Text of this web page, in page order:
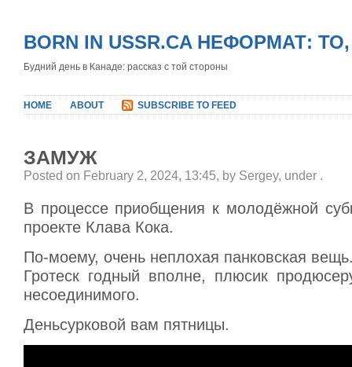
BORN IN USSR.CA НЕФОРМАТ:
Будний день в Канаде: рассказ с той стороны
HOME ABOUT SUBSCRIBE TO FEED
ЗАМУЖ
Posted on February 2, 2024, 13:45, by Sergey, under .
В процессе приобщения к молодёжной
проекте Клава Кока.
По-моему, очень неплохая панковская
Гротеск годный вполне, плюсик
несоединимого.
Деньсурковой вам пятницы.